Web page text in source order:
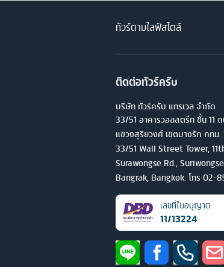
ทัวร์ตามไลฟ์สไตล์
ติดต่อทัวร์ครับ
บริษัท ทัวร์ครับ แทรเวล จำกัด
33/51 อาคารวอลสตรีท ชั้น 11
แขวงสุริยวงศ์ เขตบางรัก กทม
33/51 Wall Street Tower,
Surawongse Rd.,
Bangrak, Bangkok. โทร 02-
เลขที่ใบอนุญาต
11/13224